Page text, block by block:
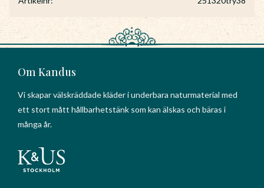
Om Kandus
Vi skapar välskräddade kläder i underbara naturmaterial med
ett stort mått hållbarhetstänk som kan älskas och bäras i
många år.